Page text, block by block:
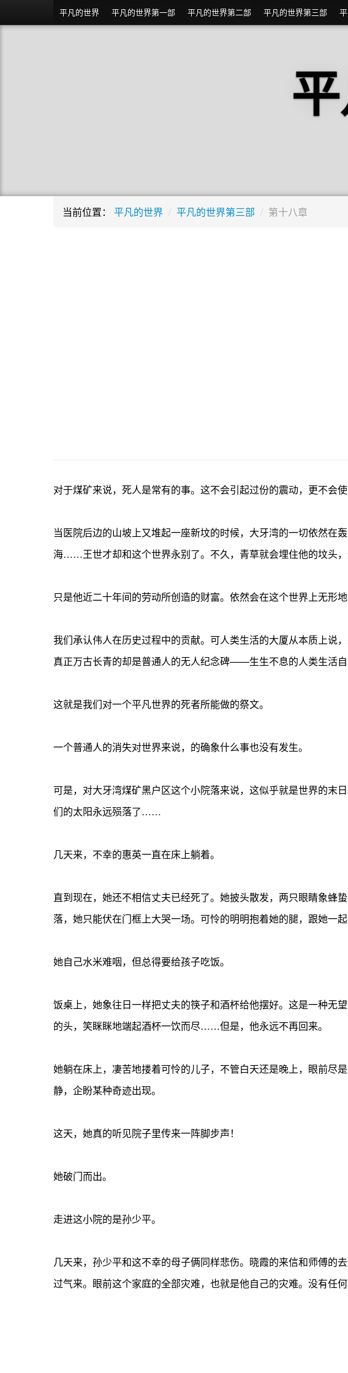
平凡的世界 平凡的世界第一部 平凡的世界第二部 平凡的世界第三部
当前位置： 平凡的世界 / 平凡的世界第三部 / 第十八章
对于煤矿来说，死人是常有的事。这不会引起过份的震动，更不会
当医院后边的山坡上又堆起一座新坟的时候，大牙湾的一切依然在
海……王世才却和这个世界永别了。不久，青草就会埋住他的坟头，
只是他近二十年间的劳动所创造的财富。依然会在这个世界上无形
我们承认伟人在历史过程中的贡献。可人类生活的大厦从本质上说
真正万古长青的却是普通人的无人纪念碑——生生不息的人类生活自
这就是我们对一个平凡世界的死者所能做的祭文。
一个普通人的消失对世界来说，的确象什么事也没有发生。
可是，对大牙湾煤矿黑户区这个小院落来说，这似乎就是世界的末
们的太阳永远殒落了……
几天来，不幸的惠英一直在床上躺着。
直到现在，她还不相信丈夫已经死了。她披头散发，两只眼睛象蜂
落，她只能伏在门框上大哭一场。可怜的明明抱着她的腿，跟她一起
她自己水米难咽，但总得要给孩子吃饭。
饭桌上，她象往日一样把丈夫的筷子和酒杯给他摆好。这是一种无
的头，笑眯眯地端起酒杯一饮而尽……但是，他永远不再回来。
她躺在床上，凄苦地搂着可怜的儿子，不管白天还是晚上，眼前尽
静，企盼某种奇迹出现。
这天，她真的听见院子里传来一阵脚步声！
她破门而出。
走进这小院的是孙少平。
几天来，孙少平和这不幸的母子俩同样悲伤。晓霞的来信和师傅的
过气来。眼前这个家庭的全部灾难，也就是他自己的灾难。没有任